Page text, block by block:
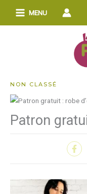
MENU
NON CLASSÉ
Patron